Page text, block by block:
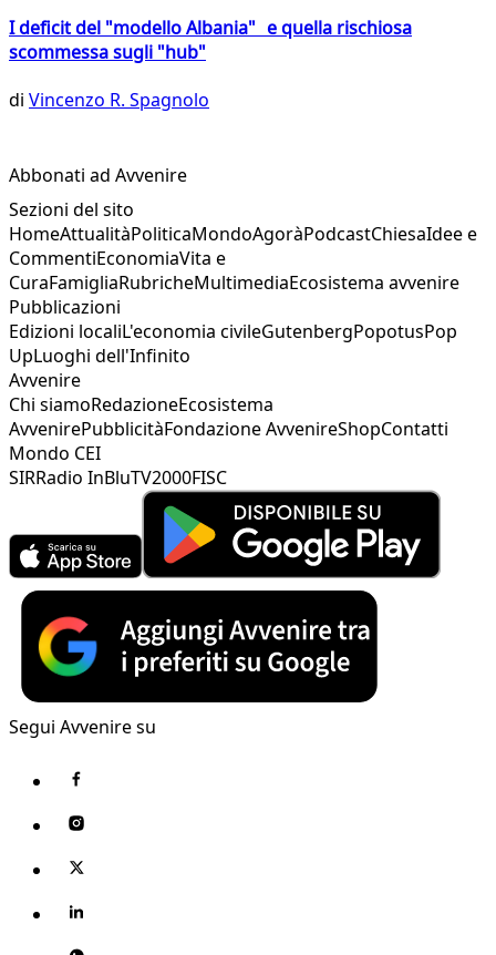
I deficit del "modello Albania" e quella rischiosa
scommessa sugli "hub"
di Vincenzo R. Spagnolo
Abbonati ad Avvenire
Sezioni del sito
HomeAttualitàPoliticaMondoAgoràPodcastChiesaIdee e
CommentiEconomiaVita e
CuraFamigliaRubricheMultimediaEcosistema avvenire
Pubblicazioni
Edizioni localiL'economia civileGutenbergPopotusPop
UpLuoghi dell'Infinito
Avvenire
Chi siamoRedazioneEcosistema
AvvenirePubblicitàFondazione AvvenireShopContatti
Mondo CEI
SIRRadio InBluTV2000FISC
Segui Avvenire su